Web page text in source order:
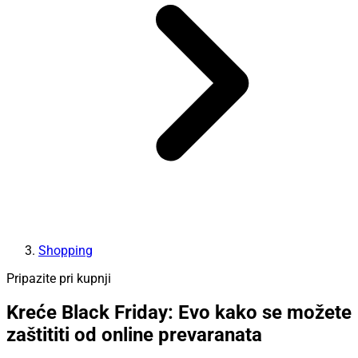
Shopping
Pripazite pri kupnji
Kreće Black Friday: Evo kako se možete
zaštititi od online prevaranata